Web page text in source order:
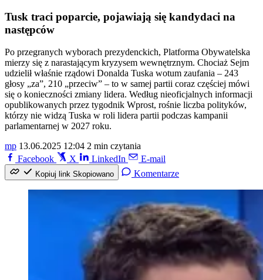
Tusk traci poparcie, pojawiają się kandydaci na
następców
Po przegranych wyborach prezydenckich, Platforma Obywatelska
mierzy się z narastającym kryzysem wewnętrznym. Chociaż Sejm
udzielił właśnie rządowi Donalda Tuska wotum zaufania – 243
głosy „za”, 210 „przeciw” – to w samej partii coraz częściej mówi
się o konieczności zmiany lidera. Według nieoficjalnych informacji
opublikowanych przez tygodnik Wprost, rośnie liczba polityków,
którzy nie widzą Tuska w roli lidera partii podczas kampanii
parlamentarnej w 2027 roku.
mp 13.06.2025 12:04 2 min czytania
Facebook
X LinkedIn E-mail
Kopiuj link Skopiowano Komentarze